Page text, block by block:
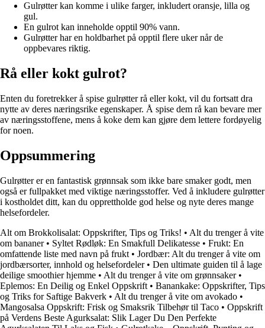
Gulrøtter kan komme i ulike farger, inkludert oransje, lilla og
gul.
En gulrot kan inneholde opptil 90% vann.
Gulrøtter har en holdbarhet på opptil flere uker når de
oppbevares riktig.
Rå eller kokt gulrot?
Enten du foretrekker å spise gulrøtter rå eller kokt, vil du fortsatt dra
nytte av deres næringsrike egenskaper. Å spise dem rå kan bevare mer
av næringsstoffene, mens å koke dem kan gjøre dem lettere fordøyelig
for noen.
Oppsummering
Gulrøtter er en fantastisk grønnsak som ikke bare smaker godt, men
også er fullpakket med viktige næringsstoffer. Ved å inkludere gulrøtter
i kostholdet ditt, kan du opprettholde god helse og nyte deres mange
helsefordeler.
Alt om Brokkolisalat: Oppskrifter, Tips og Triks! • Alt du trenger å vite
om bananer• Syltet Rødløk: En Smakfull Delikatesse • Frukt: En
omfattende liste med navn på frukt • Jordbær: Alt du trenger å vite om
jordbærsorter, innhold og helsefordeler• Den ultimate guiden til å lage
deilige smoothier hjemme • Alt du trenger å vite om grønnsaker•
Eplemos: En Deilig og Enkel Oppskrift • Banankake: Oppskrifter, Tips
og Triks for Saftige Bakverk • Alt du trenger å vite om avokado •
Mangosalsa Oppskrift: Frisk og Smaksrik Tilbehør til Taco • Oppskrift
på Verdens Beste Agurksalat: Slik Lager Du Den Perfekte